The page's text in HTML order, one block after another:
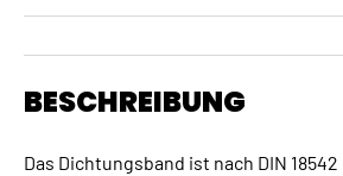
BESCHREIBUNG
Das Dichtungsband ist nach DIN 18542